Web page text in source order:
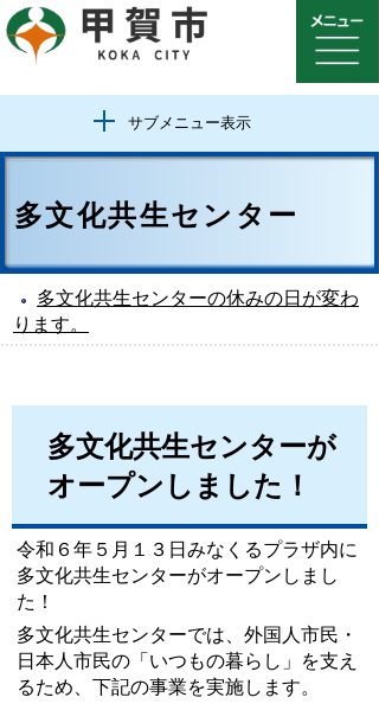
サブメニュー表示
多文化共生センター
多文化共生センターの休みの日が変わ
ります。
多文化共生センターが
オープンしました！
令和６年５月１３日みなくるプラザ内に
多文化共生センターがオープンしまし
た！
多文化共生センターでは、外国人市民・
日本人市民の「いつもの暮らし」を支え
るため、下記の事業を実施します。